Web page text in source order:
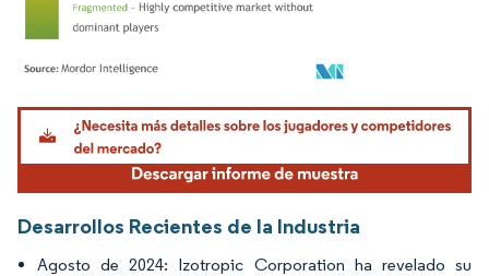
Imagen © Mordor Intelligence. El uso requiere atribución según CC BY 4.0.
Desarrollos Recientes de la Industria
Agosto de 2024: Izotropic Corporation ha revelado su